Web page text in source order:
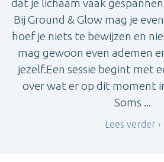
dat je lichaam vaak
Bij Ground & Glow mag je
hoef je niets te bewijzen en
mag gewoon even ademen
jezelf.Een sessie begint met
over wat er op dit moment
Soms ...
Lees verder